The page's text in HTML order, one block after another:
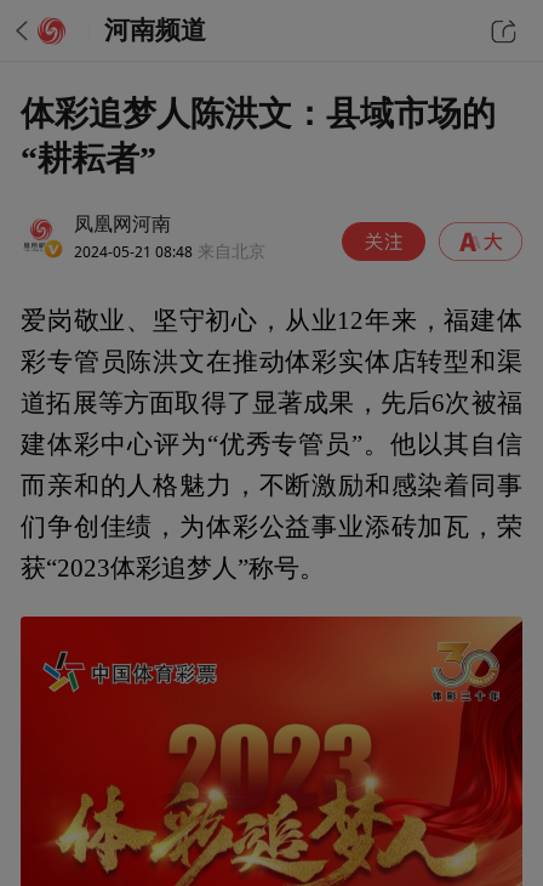
河南频道
体彩追梦人陈洪文：县域市场的
“耕耘者”
凤凰网河南
2024-05-21 08:48 来自北京
爱岗敬业、坚守初心，从业12年来，福建体
彩专管员陈洪文在推动体彩实体店转型和渠
道拓展等方面取得了显著成果，先后6次被福
建体彩中心评为“优秀专管员”。他以其自信
而亲和的人格魅力，不断激励和感染着同事
们争创佳绩，为体彩公益事业添砖加瓦，荣
获“2023体彩追梦人”称号。